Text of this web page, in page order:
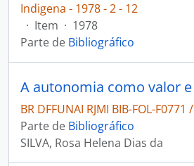
Indigena - 1978 - 2 - 12
· Item · 1978
Parte de Bibliográfico
BR DFFUNAI RJMI BIB-FOL-F0771 /
Parte de Bibliográfico
SILVA, Rosa Helena Dias da